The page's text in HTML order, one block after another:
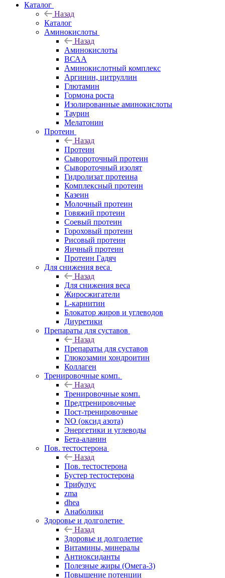
Каталог
Назад
Каталог
Аминокислоты
Назад
Аминокислоты
ВСАА
Аминокислотный комплекс
Аргинин, цитруллин
Глютамин
Гормона роста
Изолированные аминокислоты
Таурин
Мелатонин
Протеин
Назад
Протеин
Сывороточный протеин
Сывороточный изолят
Гидролизат протеина
Комплексный протеин
Казеин
Молочный протеин
Говяжий протеин
Соевый протеин
Гороховый протеин
Рисовый протеин
Яичный протеин
Протеин Гадяч
Для снижения веса
Назад
Для снижения веса
Жиросжигатели
L-карнитин
Блокатор жиров и углеводов
Диуретики
Препараты для суставов
Назад
Препараты для суставов
Глюкозамин хондроитин
Коллаген
Тренировочные комп.
Назад
Тренировочные комп.
Предтренировочные
Пост-тренировочные
NO (оксид азота)
Энергетики и углеводы
Бета-аланин
Пов. тестостерона
Назад
Пов. тестостерона
Бустер тестостерона
Трибулус
zma
dhea
Анаболики
Здоровье и долголетие
Назад
Здоровье и долголетие
Витамины, минералы
Антиоксиданты
Полезные жиры (Омега-3)
Повышение потенции